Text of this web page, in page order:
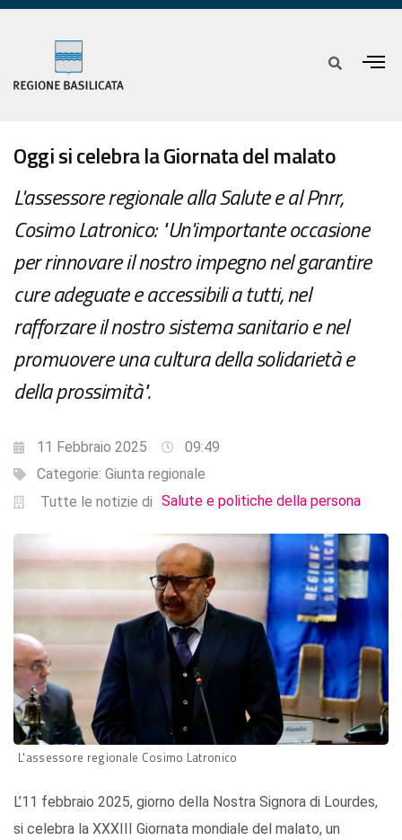
Oggi si celebra la Giornata del malato
L'assessore regionale alla Salute e al Pnrr,
Cosimo Latronico: "Un'importante occasione
per rinnovare il nostro impegno nel garantire
cure adeguate e accessibili a tutti, nel
rafforzare il nostro sistema sanitario e nel
promuovere una cultura della solidarietà e
della prossimità".
11 Febbraio 2025
09:49
Categorie: Giunta regionale
Tutte le notizie di Salute e politiche della persona
L'assessore regionale Cosimo Latronico
L’11 febbraio 2025, giorno della Nostra Signora di Lourdes,
si celebra la XXXIII Giornata mondiale del malato, un